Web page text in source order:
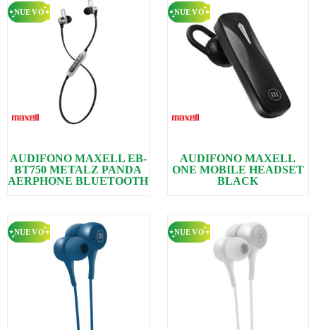
AUDIFONO MAXELL EB-
BT750 METALZ PANDA
AERPHONE BLUETOOTH
AUDIFONO MAXELL
ONE MOBILE HEADSET
BLACK